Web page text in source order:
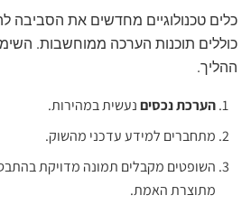
כלים טכנולוגיים מחדשים את הסביבה
כוללים תוכנות הערכה ממוחשבות.
ההליך.
הערכת נכסיםנעשית במהירות.
מתחברים למידע עדכני מהשוק.
השופטים מקבלים תמונה מדויקת
מתוצרת האמת.